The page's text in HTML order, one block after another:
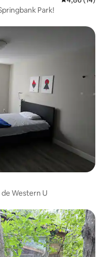
Park!
Western U